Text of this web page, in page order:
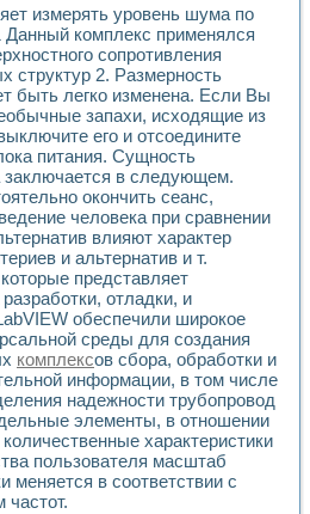
практикумы по информационно-
частотных характеристик на
по основам теории Коммутации
лабораторной работы
по электротехнике в среде
в рамках национального проекта
эффективности решателей
LabVIEW лабораторных практикумов
качества образования и
лабораторного практикума по
лаборатории по электротехнике
алгоритмы частотного анализа
учебного центра «Технологии
в магистерской программе «Прикладная
двигателей постоянного тока
стенд формирования
практикум по курсу ИИС на базе
институты
измерять уровень шума по
Данный комплекс применялся
сопротивления
структур 2. Размерность
быть легко изменена. Если Вы
запахи, исходящие из
его и отсоедините
питания. Сущность
заключается в следующем.
окончить сеанс,
человека при сравнении
влияют характер
и альтернатив и т.
представляет
отладки, и
обеспечили широкое
среды для создания
комплексов сбора, обработки и
информации, в том числе
надежности трубопровод
элементы, в отношении
характеристики
пользователя масштаб
меняется в соответствии с